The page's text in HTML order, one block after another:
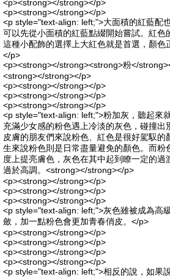
<p><strong></strong></p>
<p><strong></strong></p>
<p style="text-align: left;">大面積的紅藍配
可以先從小面積的紅藍點綴開始嘗試。紅色
這種小配飾的選擇上大紅色就是首選，顏色
</p>
<p><strong></strong><strong>粉</
<strong></strong></p>
<p><strong></strong></p>
<p><strong></strong></p>
<p><strong></strong></p>
<p style="text-align: left;">粉加灰，聽起來
充滿少女感的粉色遇上冷淡的灰色，碰撞出
皮膚的朋友們來說粉色、紅色是很好駕馭
生來說粉色則是日常盡量避免的顏色。而粉
度上提亮膚色，灰色在其中起到瞭一定的過
過於高調。<strong></strong></p>
<p><strong></strong></p>
<p><strong></strong></p>
<p><strong></strong></p>
<p style="text-align: left;">灰色雖被成為高
斂，加一點粉色會更加青春俏皮。</p>
<p><strong></strong></p>
<p><strong></strong></p>
<p><strong></strong></p>
<p><strong></strong></p>
<p style="text-align: left;">相反的說，如果